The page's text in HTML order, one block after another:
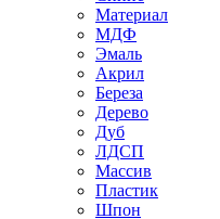
Материал
МДФ
Эмаль
Акрил
Береза
Дерево
Дуб
ЛДСП
Массив
Пластик
Шпон